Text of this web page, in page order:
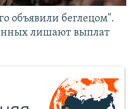
объявили беглецом".
лишают выплат